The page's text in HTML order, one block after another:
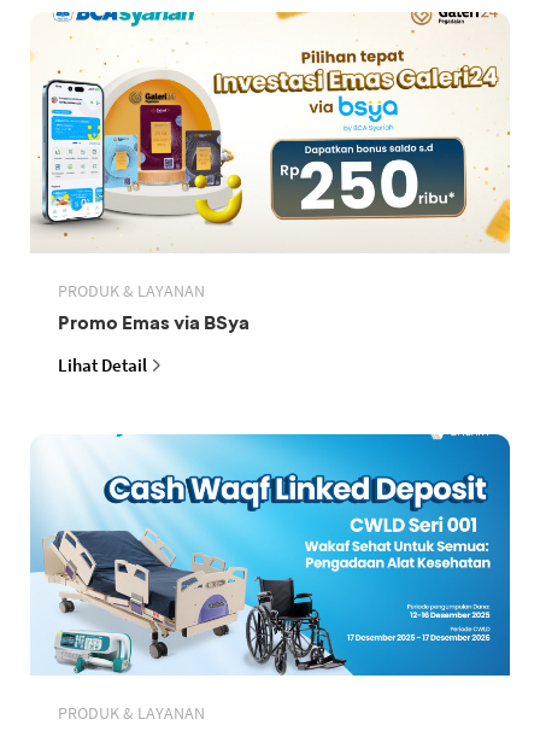
PRODUK & LAYANAN
Promo Emas via BSya
Lihat Detail
PRODUK & LAYANAN